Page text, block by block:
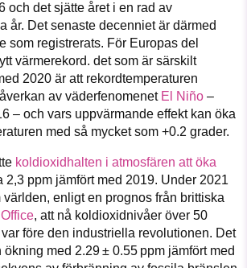
och det sjätte året i en rad av
år. Det senaste decenniet är därmed
som registrerats. För Europas del
värmerekord. det som är särskilt
2020 är att rekordtemperaturen
av väderfenomenet El Niño –
– och vars uppvärmande effekt kan öka
med så mycket som +0.2 grader.
koldioxidhalten i atmosfären att öka
2,3 ppm jämfört med 2019. Under 2021
världen, enligt en prognos från brittiska
, att nå koldioxidnivåer över 50
före den industriella revolutionen. Det
med 2.29 ± 0.55 ppm jämfört med